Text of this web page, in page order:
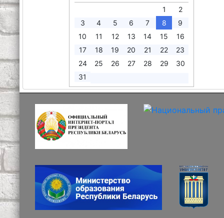
1
2
3
4 5 6 7 8
9
10
11 12 13 14 15
16
17
18 19 20 21 22
23
24
25 26 27 28 29
30
31